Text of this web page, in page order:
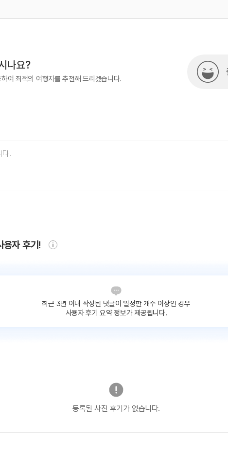
나요?
여 최적의 여행지를 추천해 드리겠습니다.
자 후기!
최근 3년 이내 작성된 댓글이 일정한 개수 이상인 경우
사용자 후기 요약 정보가 제공됩니다.
등록된 사진 후기가 없습니다.